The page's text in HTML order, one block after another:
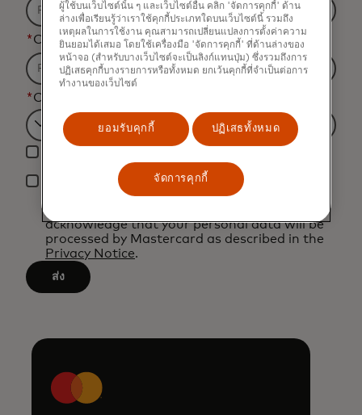
*Organization Name
*Country
Filtering
will
be
after
characters.
materials from Mastercard.
By clicking the button below, I confirm that I
. You
acknowledge that your personal data will be
processed by Mastercard as described in the
Privacy Notice.
ส่ง
ผู้ใช้บนเว็บไซต์นั้น ๆ และเว็บไซต์อื่น คลิก 'จัดการคุกกี้' ด้าน
ล่างเพื่อเรียนรู้ว่าเราใช้คุกกี้ประเภทใดบนเว็บไซต์นี้ รวมถึง
เหตุผลในการใช้งาน คุณสามารถเปลี่ยนแปลงการตั้งค่าความ
ยินยอมได้เสมอ โดยใช้เครื่องมือ 'จัดการคุกกี้' ที่ด้านล่างของ
หน้าจอ (สำหรับบางเว็บไซต์จะเป็นลิงก์แทนปุ่ม) ซึ่งรวมถึงการ
ปฏิเสธคุกกี้บางรายการหรือทั้งหมด ยกเว้นคุกกี้ที่จำเป็นต่อการ
ทำงานของเว็บไซต์
ยอมรับคุกกี้ ปฏิเสธทั้งหมด
จัดการคุกกี้